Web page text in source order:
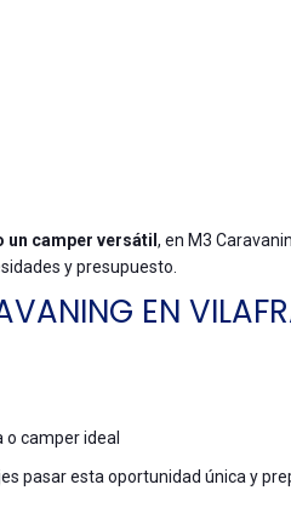
camper versátil , en M3
y presupuesto.
EN
camper ideal
pasar esta oportunidad única y